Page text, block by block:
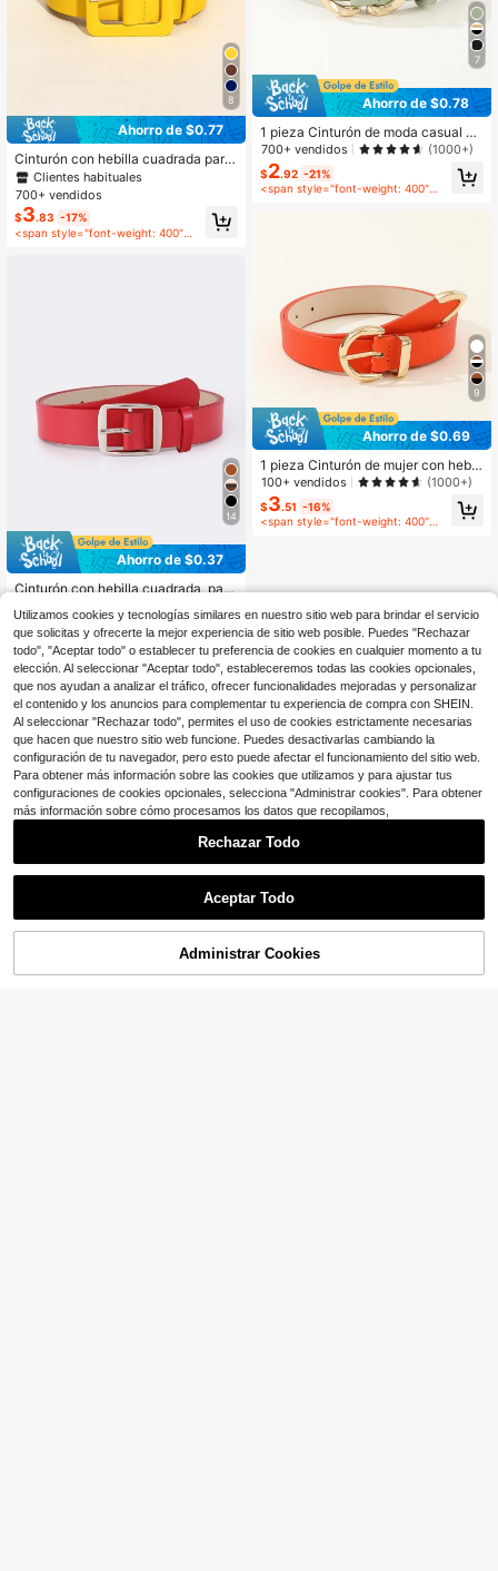
8
Ahorro de $0.77
Cinturón con hebilla cuadrada para
Halloween, verano, escuela, otoño,
Halloween
Clientes habituales
700+ vendidos
$3.83 -17%
<span style="font-weight: 400">después del cupón</span>
14
Ahorro de $0.37
Cinturón con hebilla cuadrada, para
$3 .23 -10%
7
Ahorro de $0.78
1 pieza Cinturón de moda casual ve
rsátil para mujer con hebilla de dobl
e capa en forma de 8 y 3 niveles
700+ vendidos (1000+)
$2.92 -21%
<span style="font-weight: 400">después del cupón</span>
9
Ahorro de $0.69
1 pieza Cinturón de mujer con hebill
a semicircular dorada de cuero PU,
estilo casual, moda elegante, minim
alista y versátil
100+ vendidos (1000+)
$3.51 -16%
<span style="font-weight: 400">después del cupón</span>
¡20% DE DESCUENTO! AÑADIR A LA BOLSA
Utilizamos cookies y tecnologías similares en nuestro sitio web para brindar el servicio
que solicitas y ofrecerte la mejor experiencia de sitio web posible. Puedes "Rechazar
todo", "Aceptar todo" o establecer tu preferencia de cookies en cualquier momento a tu
elección. Al seleccionar "Aceptar todo", estableceremos todas las cookies opcionales,
que nos ayudan a analizar el tráfico, ofrecer funcionalidades mejoradas y personalizar
el contenido y los anuncios para complementar tu experiencia de compra con SHEIN.
Al seleccionar "Rechazar todo", permites el uso de cookies estrictamente necesarias
que hacen que nuestro sitio web funcione. Puedes desactivarlas cambiando la
configuración de tu navegador, pero esto puede afectar el funcionamiento del sitio web.
Para obtener más información sobre las cookies que utilizamos y para ajustar tus
configuraciones de cookies opcionales, selecciona "Administrar cookies". Para obtener
más información sobre cómo procesamos los datos que recopilamos,
Rechazar Todo
Aceptar Todo
Administrar Cookies